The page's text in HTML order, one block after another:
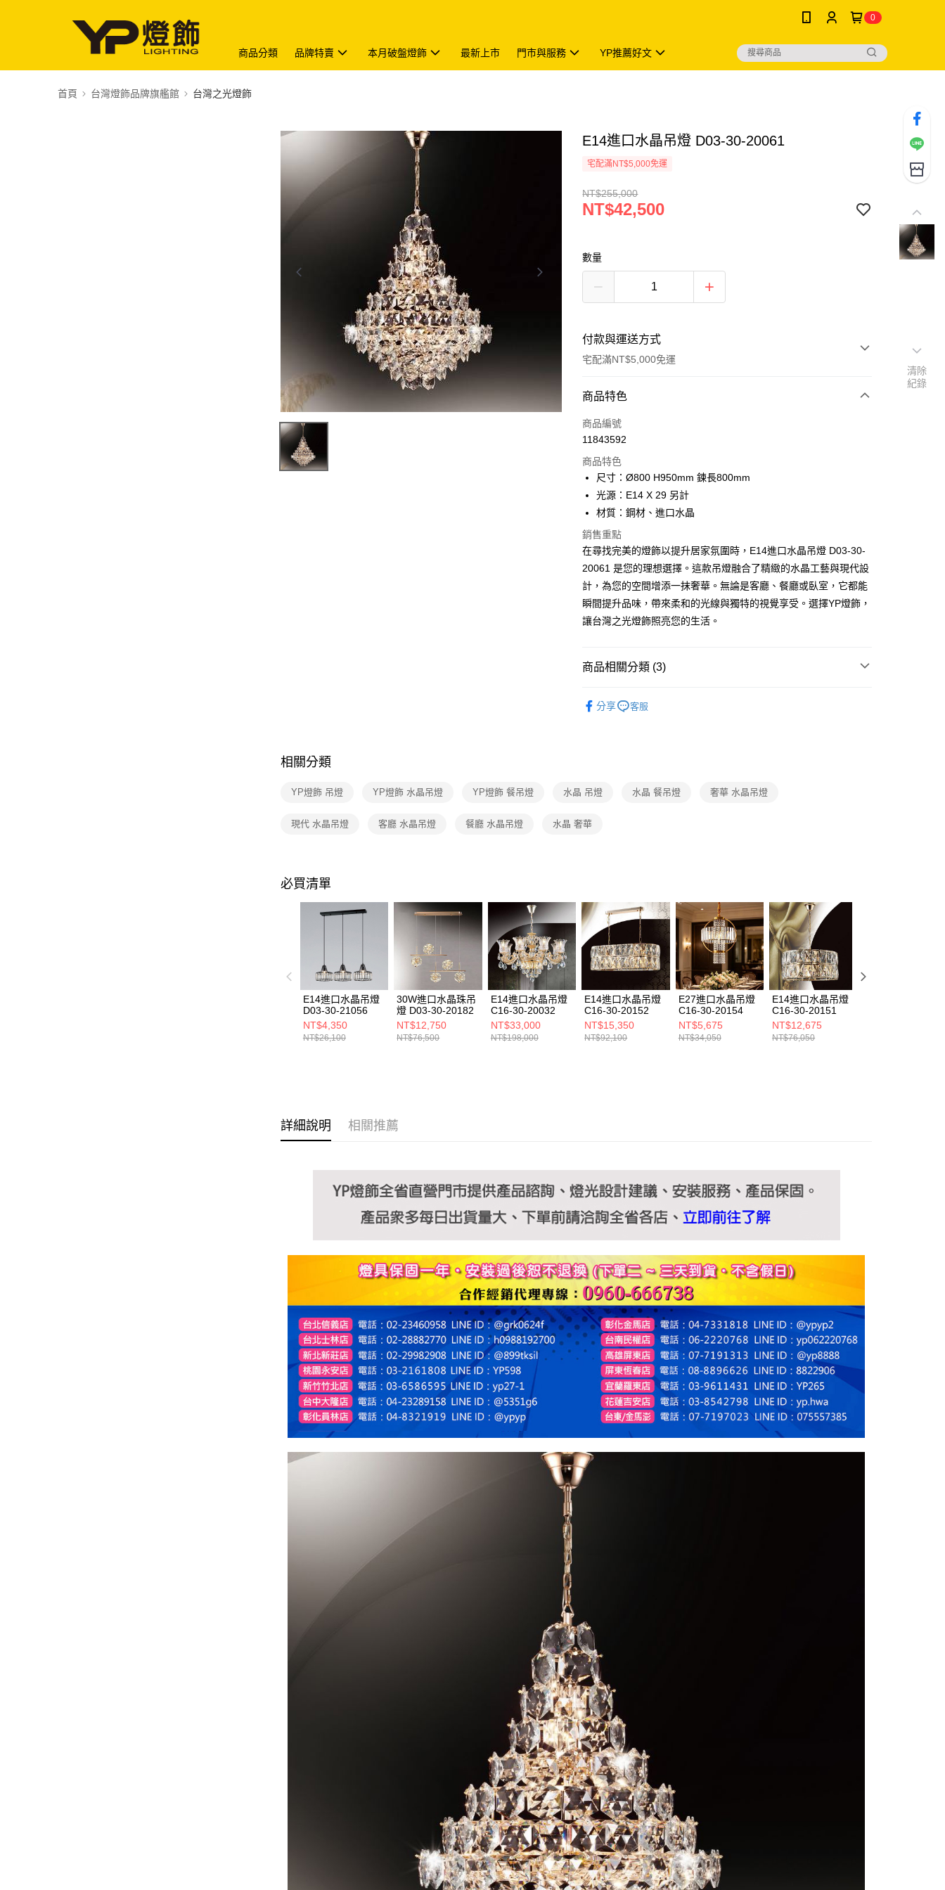
0
商品分類 品牌特賣 本月破盤燈飾 最新上市 門市與服務 YP推薦好文
首頁 台灣燈飾品牌旗艦館 台灣之光燈飾
E14進口水晶吊燈 D03-30-20061
宅配滿NT$5,000免運
NT$255,000
NT$42,500
數量
付款與運送方式
宅配滿NT$5,000免運
付款方式
信用卡一次付款
Apple Pay
街口支付
Google Pay
AFTEE先享後付
相關說明
便利好安心！
１．簡單：不需註冊會員、不需綁卡、不需儲值。
／ATM／網路銀行／等多元方式進行付款，方視為交易完成。
※ 請注意：結帳手續完成當下不需立刻繳費，但若您需要取消訂單，請聯
先享後付繳納相關費用。
交易，需依本服務之必要範圍內提供個人資料，並將交易相關給付款項請
求債權轉讓予恩沛科技股份有限公司。
２．關於個人資料處理事宜，請瀏覽以下網址：
https://aftee.tw/terms/#terms3
３．未成年的使用者請事先徵得法定代理人或監護人之同意方可使用
「AFTEE先享後付」，若未經同意申辦者引起之損失，本公司不負相關責
任。
４．使用「AFTEE先享後付」時，將依據個別帳號之用戶狀況，依本公司
即時審查核予不同之上限額度；若仍有額度不足之情形，本公司將視審查
結果請求用戶進行身份認證。
５．嚴禁一人註冊多個帳號或使用他人資訊註冊。若發現惡意使用之情
新竹貨運宅配
商品特色
商品編號
11843592
商品特色
尺寸：Ø800 H950mm 鍊長800mm
光源：E14 X 29 另計
材質：鋼材、進口水晶
銷售重點
在尋找完美的燈飾以提升居家氛圍時，E14進口水晶吊燈 D03-30-
20061 是您的理想選擇。這款吊燈融合了精緻的水晶工藝與現代設
計，為您的空間增添一抹奢華。無論是客廳、餐廳或臥室，它都能
瞬間提升品味，帶來柔和的光線與獨特的視覺享受。選擇YP燈飾，
讓台灣之光燈飾照亮您的生活。
商品相關分類 (3)
分享 客服
相關分類
YP燈飾 吊燈 YP燈飾 水晶吊燈 YP燈飾 餐吊燈 水晶 吊燈 水晶 餐吊燈 奢華 水晶吊燈
現代 水晶吊燈 客廳 水晶吊燈 餐廳 水晶吊燈 水晶 奢華
必買清單
E14進口水晶吊燈
D03-30-21056
NT$4,350
NT$26,100
30W進口水晶珠吊
燈 D03-30-20182
NT$12,750
NT$76,500
E14進口水晶吊燈
C16-30-20032
NT$33,000
NT$198,000
E14進口水晶吊燈
C16-30-20152
NT$15,350
NT$92,100
E27進口水晶吊燈
C16-30-20154
NT$5,675
NT$34,050
E14進口水晶吊燈
C16-30-20151
NT$12,675
NT$76,050
詳細說明 相關推薦
清除
紀錄